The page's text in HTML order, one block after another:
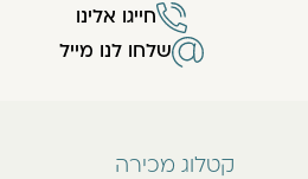
קטלוג מכירה
חייגו אלינו
שלחו לנו מייל